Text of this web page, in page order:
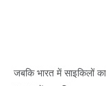
जबकि भारत में साइकिलों